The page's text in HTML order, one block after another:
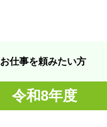
お仕事を頼みたい方
令和8年度